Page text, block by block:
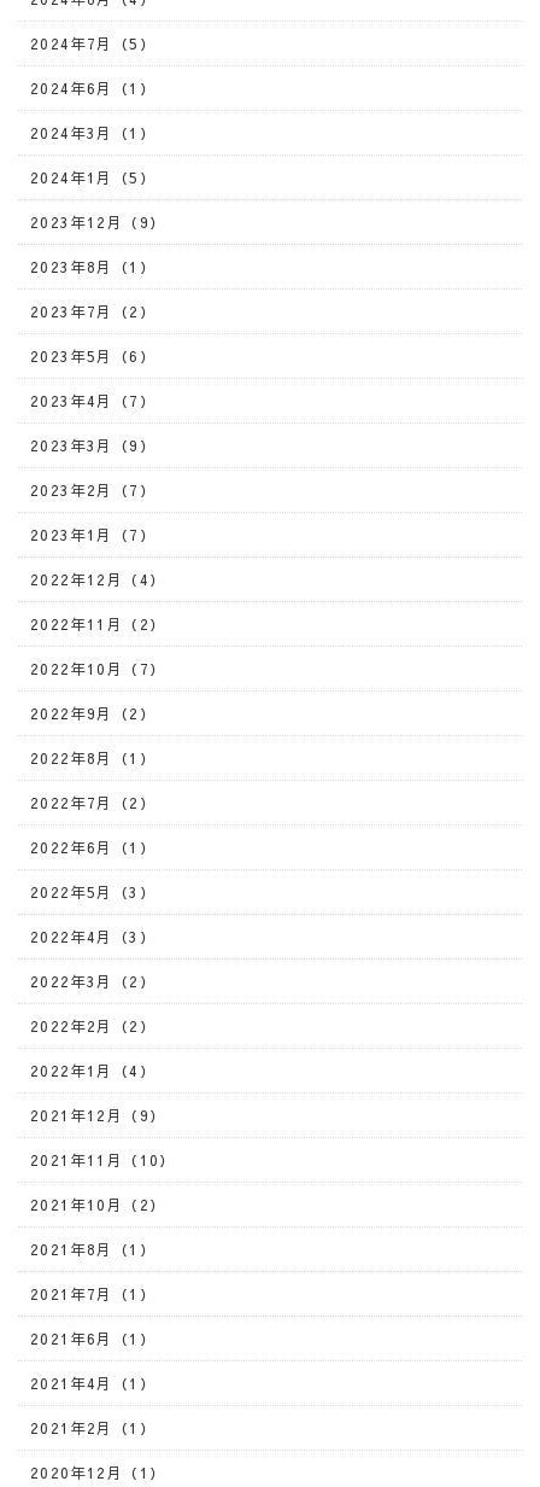
2024年7月（5）
2024年6月（1）
2024年3月（1）
2024年1月（5）
2023年12月（9）
2023年8月（1）
2023年7月（2）
2023年5月（6）
2023年4月（7）
2023年3月（9）
2023年2月（7）
2023年1月（7）
2022年12月（4）
2022年11月（2）
2022年10月（7）
2022年9月（2）
2022年8月（1）
2022年7月（2）
2022年6月（1）
2022年5月（3）
2022年4月（3）
2022年3月（2）
2022年2月（2）
2022年1月（4）
2021年12月（9）
2021年11月（10）
2021年10月（2）
2021年8月（1）
2021年7月（1）
2021年6月（1）
2021年4月（1）
2021年2月（1）
2020年12月（1）